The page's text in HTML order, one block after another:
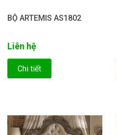
BỘ ARTEMIS AS1802
Liên hệ
Chi tiết